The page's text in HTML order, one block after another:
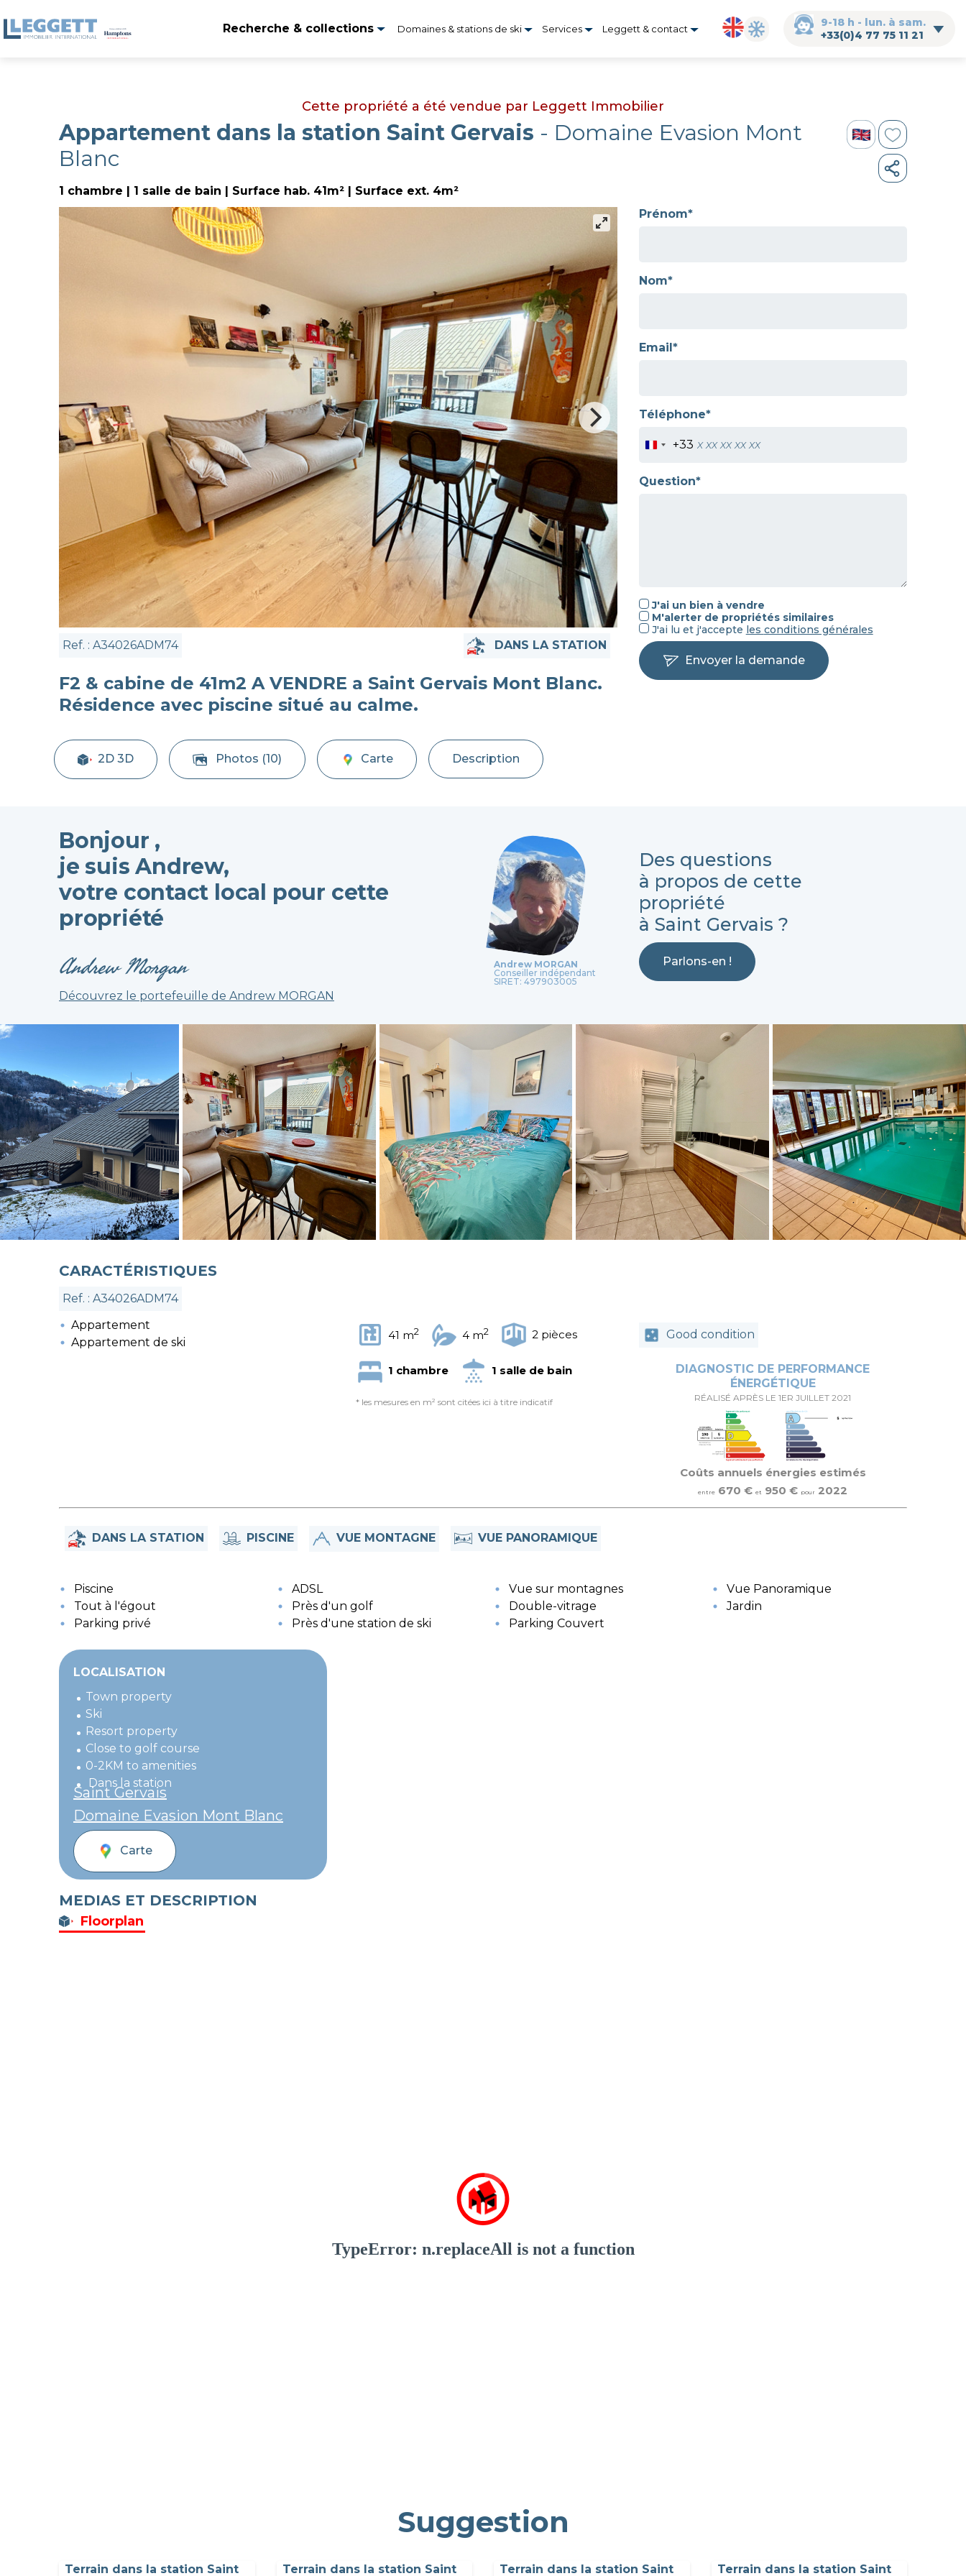
Recherche & collections Domaines & stations de ski Services Leggett & contact
9-18 h - lun. à sam.
+33(0)4 77 75 11 21
Cette propriété a été vendue par Leggett Immobilier
Appartement dans la station Saint Gervais - Domaine Evasion Mont
Blanc
1 chambre | 1 salle de bain | Surface hab. 41m² | Surface ext. 4m²
Ref. : A34026ADM74 DANS LA STATION
F2 & cabine de 41m2 A VENDRE a Saint Gervais Mont Blanc.
Résidence avec piscine situé au calme.
Prénom*
Nom*
Email*
Téléphone*
+33
Question*
J'ai un bien à vendre
M'alerter de propriétés similaires
J'ai lu et j'accepte les conditions générales
Envoyer la demande
2D 3D Photos (10) Carte Description
Bonjour ,
je suis Andrew,
votre contact local pour cette
propriété
Andrew Morgan
Découvrez le portefeuille de Andrew MORGAN
Andrew MORGAN
Conseiller indépendant
SIRET: 497903005
Des questions
à propos de cette
propriété
à Saint Gervais ?
Parlons-en !
CARACTÉRISTIQUES
Ref. : A34026ADM74
Appartement
Appartement de ski
41 m2 4 m2 2 pièces
1 chambre 1 salle de bain
* les mesures en m² sont citées ici à titre indicatif
Good condition
DIAGNOSTIC DE PERFORMANCE
ÉNERGÉTIQUE
RÉALISÉ APRÈS LE 1ER JUILLET 2021
Coûts annuels énergies estimés
entre 670 €et 950 € pour 2022
DANS LA STATION PISCINE VUE MONTAGNE VUE PANORAMIQUE
Piscine
Tout à l'égout
Parking privé
ADSL
Près d'un golf
Près d'une station de ski
Vue sur montagnes
Double-vitrage
Parking Couvert
Vue Panoramique
Jardin
LOCALISATION
Town property
Ski
Resort property
Close to golf course
0-2KM to amenities
Dans la station
Saint Gervais
Domaine Evasion Mont Blanc
Carte
MEDIAS ET DESCRIPTION
Floorplan
Suggestion
Terrain dans la station Saint Terrain dans la station Saint Terrain dans la station Saint Terrain dans la station Saint